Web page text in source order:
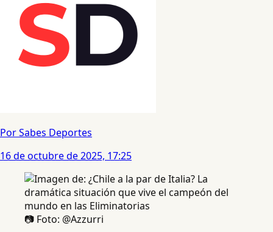
Por Sabes Deportes
16 de octubre de 2025, 17:25
📷 Foto: @Azzurri